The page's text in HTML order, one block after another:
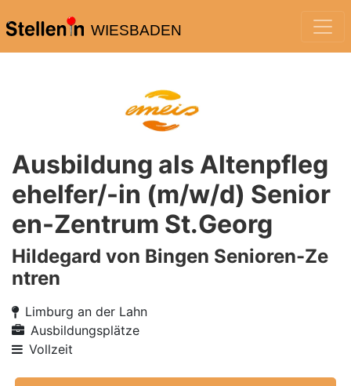
WIESBADEN
Ausbildung als Altenpfleg
ehelfer/-in (m/w/d) Senior
en-Zentrum St.Georg
Hildegard von Bingen Senioren-Ze
ntren
Limburg an der Lahn
Ausbildungsplätze
Vollzeit